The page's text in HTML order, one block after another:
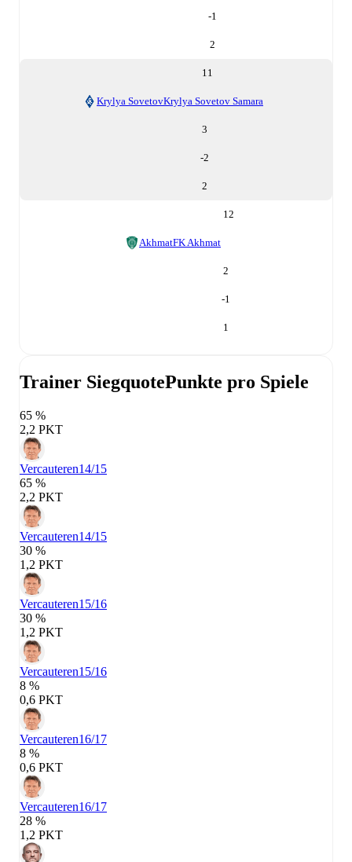
-1
2
11
Krylya SovetovKrylya Sovetov Samara
3
-2
2
12
AkhmatFK Akhmat
2
-1
1
Trainer SiegquotePunkte pro Spiele
65 %
2,2 PKT
Vercauteren14/15
65 %
2,2 PKT
Vercauteren14/15
30 %
1,2 PKT
Vercauteren15/16
30 %
1,2 PKT
Vercauteren15/16
8 %
0,6 PKT
Vercauteren16/17
8 %
0,6 PKT
Vercauteren16/17
28 %
1,2 PKT